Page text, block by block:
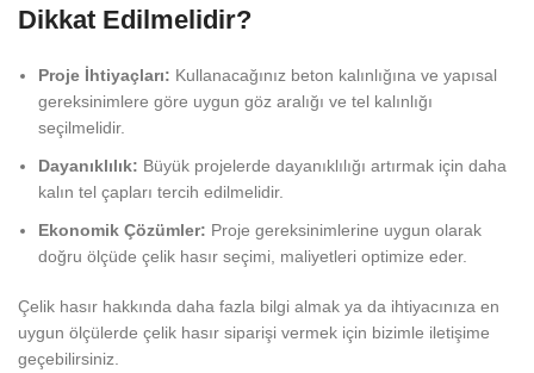
Dikkat Edilmelidir?
Proje İhtiyaçları: Kullanacağınız beton kalınlığına ve yapısal
gereksinimlere göre uygun göz aralığı ve tel kalınlığı
seçilmelidir.
Dayanıklılık: Büyük projelerde dayanıklılığı artırmak için daha
kalın tel çapları tercih edilmelidir.
Ekonomik Çözümler: Proje gereksinimlerine uygun olarak
doğru ölçüde çelik hasır seçimi, maliyetleri optimize eder.
Çelik hasır hakkında daha fazla bilgi almak ya da ihtiyacınıza en
uygun ölçülerde çelik hasır siparişi vermek için bizimle iletişime
geçebilirsiniz.